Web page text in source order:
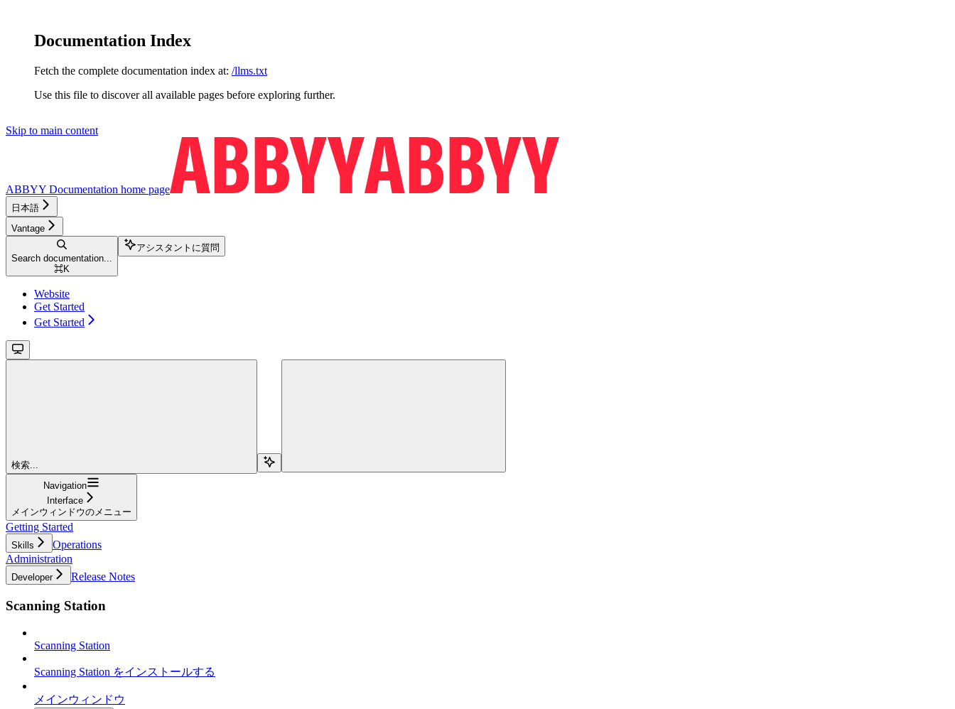
Documentation Index
Fetch the complete documentation index at: /llms.txt
Use this file to discover all available pages before exploring further.
Skip to main content
ABBYY Documentation home page
日本語
Vantage
Search documentation...
⌘K
アシスタントに質問
Website
Get Started
Get Started
検索...
Navigation
Interface
メインウィンドウのメニュー
Getting Started
Skills
Operations
Administration
Developer Release Notes
Scanning Station
Scanning Station
Scanning Station をインストールする
メインウィンドウ